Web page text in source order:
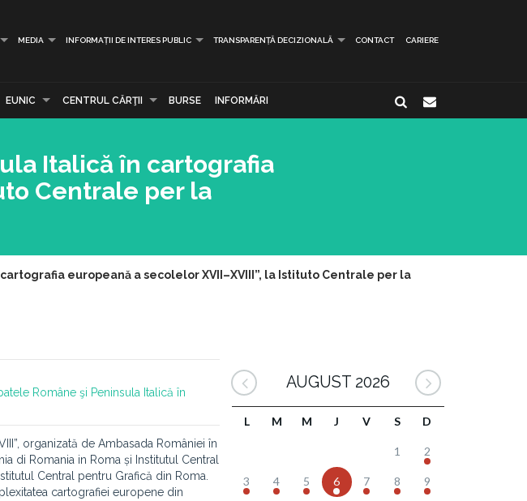
MEDIA INFORMAȚII DE INTERES PUBLIC TRANSPARENȚĂ DECIZIONALĂ CONTACT CARIERE
EUNIC CENTRUL CĂRŢII BURSE INFORMĂRI
Italică în cartografia
Centrale per la
europeană a secolelor XVII–XVIII”, la Istituto Centrale per la
Române şi Peninsula Italică în
organizată de Ambasada României în
di Romania in Roma și Institutul Central
Central pentru Grafică din Roma.
cartografiei europene din
AUGUST 2026
L M M J V S D
1 2
3 4 5 6 7 8 9